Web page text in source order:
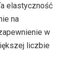
elastyczność
na
w
liczbie